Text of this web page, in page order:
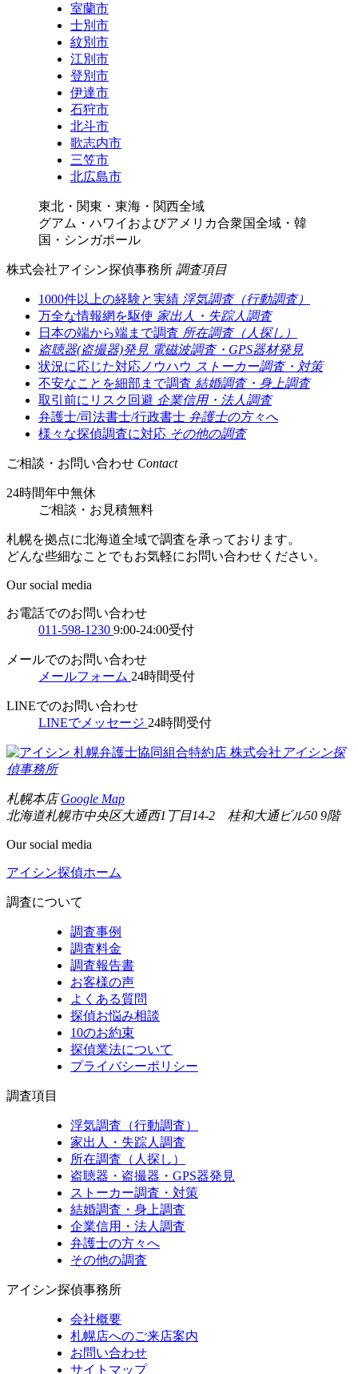
室蘭市
士別市
紋別市
江別市
登別市
伊達市
石狩市
北斗市
歌志内市
三笠市
北広島市
東北・関東・東海・関西全域
グアム・ハワイおよびアメリカ合衆国全域・韓
国・シンガポール
株式会社アイシン探偵事務所 調査項目
1000件以上の経験と実績 浮気調査（行動調査）
万全な情報網を駆使 家出人・失踪人調査
日本の端から端まで調査 所在調査（人探し）
盗聴器(盗撮器)発見 電磁波調査・GPS器材発見
状況に応じた対応ノウハウ ストーカー調査・対策
不安なことを細部まで調査 結婚調査・身上調査
取引前にリスク回避 企業信用・法人調査
弁護士/司法書士/行政書士 弁護士の方々へ
様々な探偵調査に対応 その他の調査
ご相談・お問い合わせ Contact
24時間年中無休
ご相談 ・ お見積無料
札幌を拠点に北海道全域で調査を承っております。
どんな些細なことでもお気軽にお問い合わせください。
Our social media
お電話でのお問い合わせ
011-598-1230 9:00-24:00受付
メールでのお問い合わせ
メールフォーム 24時間受付
LINEでのお問い合わせ
LINEでメッセージ 24時間受付
札幌弁護士協同組合特約店 株式会社 アイシン探
偵事務所
札幌本店Google Map
北海道札幌市中央区大通西1丁目14-2 桂和大通ビル50 9階
Our social media
アイシン探偵ホーム
調査について
調査事例
調査料金
調査報告書
お客様の声
よくある質問
探偵お悩み相談
10のお約束
探偵業法について
プライバシーポリシー
調査項目
浮気調査（行動調査）
家出人・失踪人調査
所在調査（人探し）
盗聴器・盗撮器・GPS器発見
ストーカー調査・対策
結婚調査・身上調査
企業信用・法人調査
弁護士の方々へ
その他の調査
アイシン探偵事務所
会社概要
札幌店へのご来店案内
お問い合わせ
サイトマップ